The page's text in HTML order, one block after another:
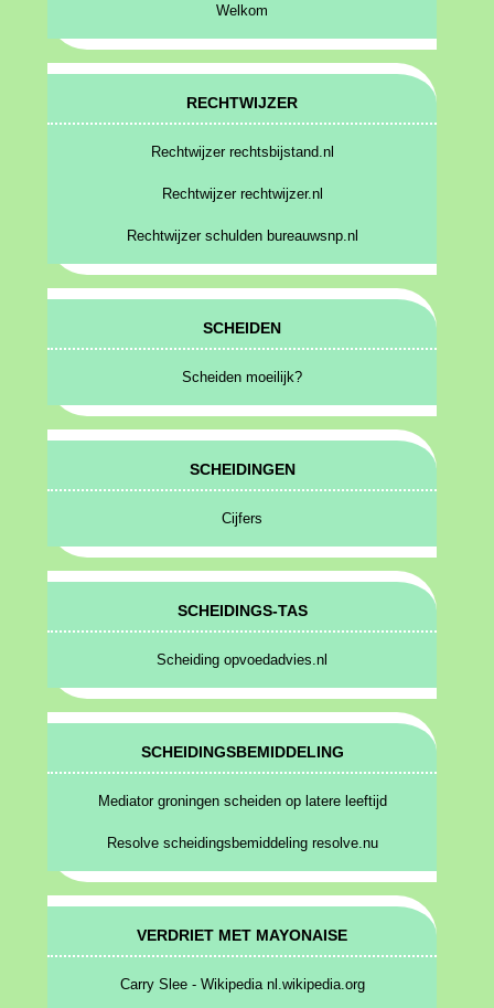
Welkom
RECHTWIJZER
Rechtwijzer rechtsbijstand.nl
Rechtwijzer rechtwijzer.nl
Rechtwijzer schulden bureauwsnp.nl
SCHEIDEN
Scheiden moeilijk?
SCHEIDINGEN
Cijfers
SCHEIDINGS-TAS
Scheiding opvoedadvies.nl
SCHEIDINGSBEMIDDELING
Mediator groningen scheiden op latere leeftijd
Resolve scheidingsbemiddeling resolve.nu
VERDRIET MET MAYONAISE
Carry Slee - Wikipedia nl.wikipedia.org